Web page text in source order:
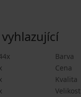
Barva
Cena
Kvalita
Velikost